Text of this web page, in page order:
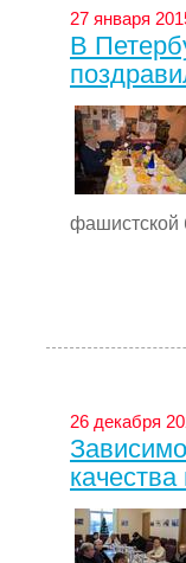
27 января
В
фашистской
26 декабря